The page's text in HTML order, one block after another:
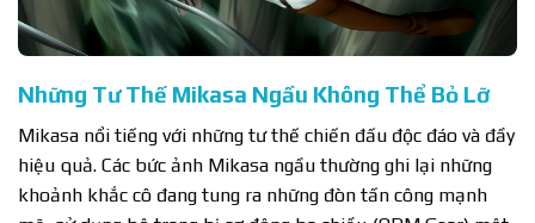
Những Tư Thế Mikasa Ngầu Không Thể Bỏ Lỡ
Mikasa nổi tiếng với những tư thế chiến đấu độc đáo và đầy
hiệu quả. Các bức ảnh Mikasa ngầu thường ghi lại những
khoảnh khắc cô đang tung ra những đòn tấn công mạnh